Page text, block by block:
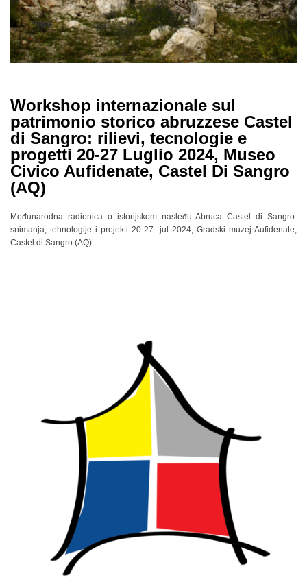
Workshop internazionale sul
patrimonio storico abruzzese Castel
di Sangro: rilievi, tecnologie e
progetti 20-27 Luglio 2024, Museo
Civico Aufidenate, Castel Di Sangro
(AQ)
Međunarodna radionica o istorijskom nasleđu Abruca Castel di Sangro:
snimanja, tehnologije i projekti 20-27. jul 2024, Gradski muzej Aufidenate,
Castel di Sangro (AQ)